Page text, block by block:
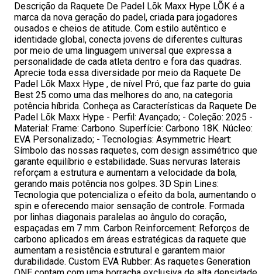
Descrição da Raquete De Padel Lõk Maxx Hype LÕK é a
marca da nova geração do padel, criada para jogadores
ousados e cheios de atitude. Com estilo autêntico e
identidade global, conecta jovens de diferentes culturas
por meio de uma linguagem universal que expressa a
personalidade de cada atleta dentro e fora das quadras.
Aprecie toda essa diversidade por meio da Raquete De
Padel Lõk Maxx Hype , de nível Pró, que faz parte do guia
Best 25 como uma das melhores do ano, na categoria
potência híbrida. Conheça as Características da Raquete De
Padel Lõk Maxx Hype - Perfil: Avançado; - Coleção: 2025 -
Material: Frame: Carbono. Superfície: Carbono 18K. Núcleo:
EVA Personalizado; - Tecnologias: Asymmetric Heart:
Símbolo das nossas raquetes, com design assimétrico que
garante equilíbrio e estabilidade. Suas nervuras laterais
reforçam a estrutura e aumentam a velocidade da bola,
gerando mais potência nos golpes. 3D Spin Lines:
Tecnologia que potencializa o efeito da bola, aumentando o
spin e oferecendo maior sensação de controle. Formada
por linhas diagonais paralelas ao ângulo do coração,
espaçadas em 7 mm. Carbon Reinforcement: Reforços de
carbono aplicados em áreas estratégicas da raquete que
aumentam a resistência estrutural e garantem maior
durabilidade. Custom EVA Rubber: As raquetes Generation